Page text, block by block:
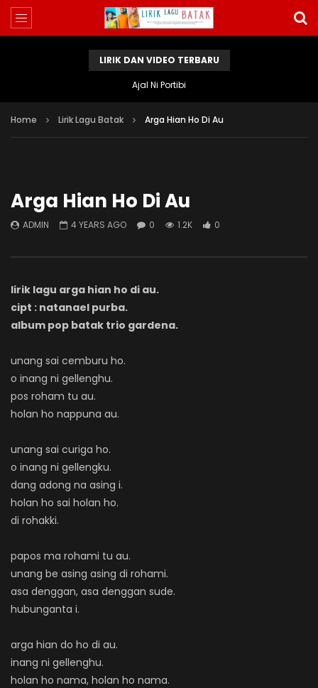
LIRIK DAN VIDEO TERBARU
Ajal Ni Portibi
Home Lirik Lagu Batak Arga Hian Ho Di Au
Arga Hian Ho Di Au
ADMIN 4 YEARS AGO 0 1.2K 0
lirik lagu arga hian ho di au.
cipt : natanael purba.
album pop batak trio gardena.
unang sai cemburu ho.
o inang ni gellenghu.
pos roham tu au.
holan ho nappuna au.
unang sai curiga ho.
o inang ni gellengku.
dang adong na asing i.
holan ho sai holan ho.
di rohakki.
papos ma rohami tu au.
unang be asing asing di rohami.
asa denggan, asa denggan sude.
hubunganta i.
arga hian do ho di au.
inang ni gellenghu.
holan ho nama, holan ho nama.